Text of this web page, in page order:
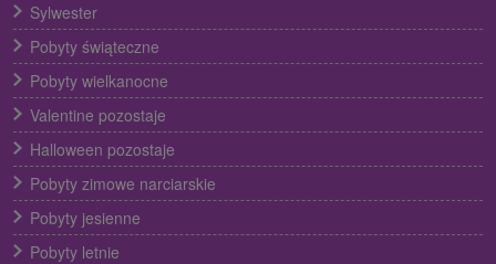
Sylwester
Pobyty świąteczne
Pobyty wielkanocne
Valentine pozostaje
Halloween pozostaje
Pobyty zimowe narciarskie
Pobyty jesienne
Pobyty letnie